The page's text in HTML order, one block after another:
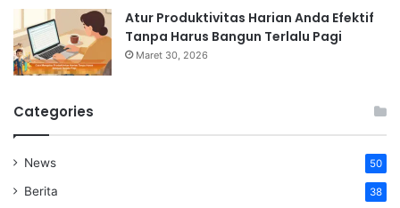
Atur Produktivitas Harian Anda Efektif
Tanpa Harus Bangun Terlalu Pagi
Maret 30, 2026
Categories
News 50
Berita 38